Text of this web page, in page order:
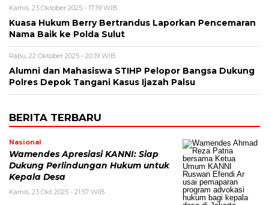
Kamis, 23 Oktober 2025 - 17:19 WIB
Kuasa Hukum Berry Bertrandus Laporkan Pencemaran
Nama Baik ke Polda Sulut
Rabu, 22 Oktober 2025 - 20:19 WIB
Alumni dan Mahasiswa STIHP Pelopor Bangsa Dukung
Polres Depok Tangani Kasus Ijazah Palsu
BERITA TERBARU
Nasional
Wamendes Apresiasi KANNI: Siap
Dukung Perlindungan Hukum untuk
Kepala Desa
Kamis, 23 Okt 2025 - 21:57 WIB